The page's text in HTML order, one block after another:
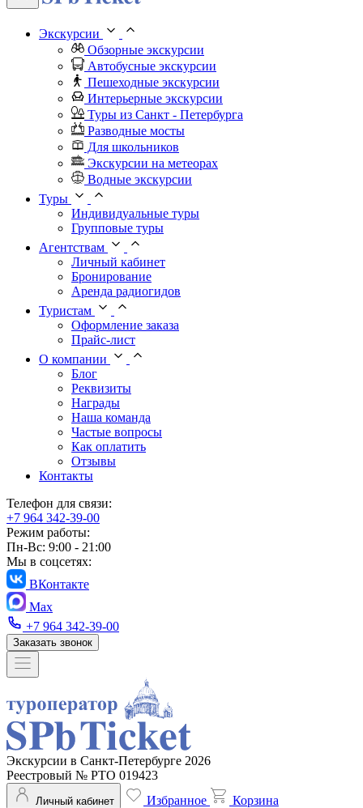
Экскурсии
Обзорные экскурсии
Автобусные экскурсии
Пешеходные экскурсии
Интерьерные экскурсии
Туры из Санкт - Петербурга
Разводные мосты
Для школьников
Экскурсии на метеорах
Водные экскурсии
Туры
Индивидуальные туры
Групповые туры
Агентствам
Личный кабинет
Бронирование
Аренда радиогидов
Туристам
Оформление заказа
Прайс-лист
О компании
Блог
Реквизиты
Награды
Наша команда
Частые вопросы
Как оплатить
Отзывы
Контакты
Телефон для связи:
+7 964 342-39-00
Режим работы:
Пн-Вс: 9:00 - 21:00
Мы в соцсетях:
ВКонтакте
Max
+7 964 342-39-00
Заказать звонок
Экскурсии в Санкт-Петербурге 2026
Реестровый № РТО 019423
Личный кабинет Избранное
Корзина